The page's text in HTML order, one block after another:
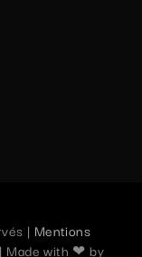
| Mentions
| Made with ❤ by